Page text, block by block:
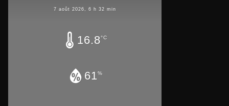
7 août 2026, 6 h 32 min
16.8°C
61%